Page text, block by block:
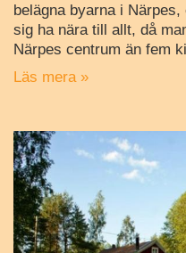
belägna byarna i
sig ha nära till allt, då
Närpes centrum än fem
Läs mera »